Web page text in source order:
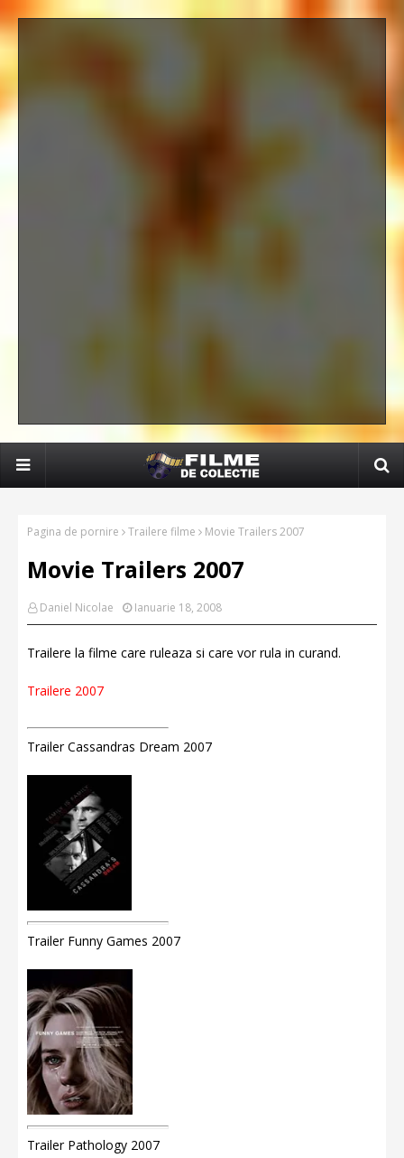
Pagina de pornire Trailere filme Movie Trailers 2007
Movie Trailers 2007
Daniel Nicolae Ianuarie 18, 2008
Trailere la filme care ruleaza si care vor rula in curand.
Trailere 2007
Trailer Cassandras Dream 2007
Trailer Funny Games 2007
Trailer Pathology 2007